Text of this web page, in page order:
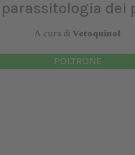
parassitologia dei
A cura di Vetoquinol
POLTRONE